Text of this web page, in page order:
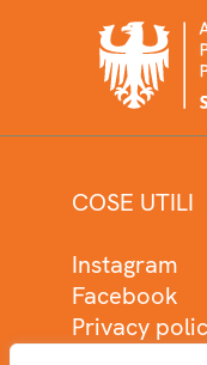
COSE UTILI
Instagram
Facebook
Privacy